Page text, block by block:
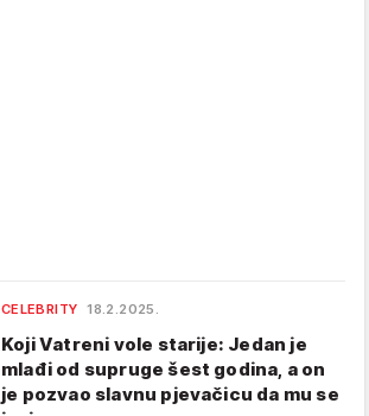
CELEBRITY 18.2.2025.
Koji Vatreni vole starije: Jedan je
mlađi od supruge šest godina, a on
je pozvao slavnu pjevačicu da mu se